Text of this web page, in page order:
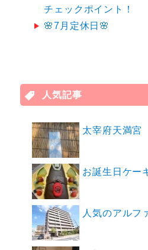
チェックポイント！
🌸7月定休日🌸
人気記事
太宰府天満宮
お誕生日ケー
人気のアルフ